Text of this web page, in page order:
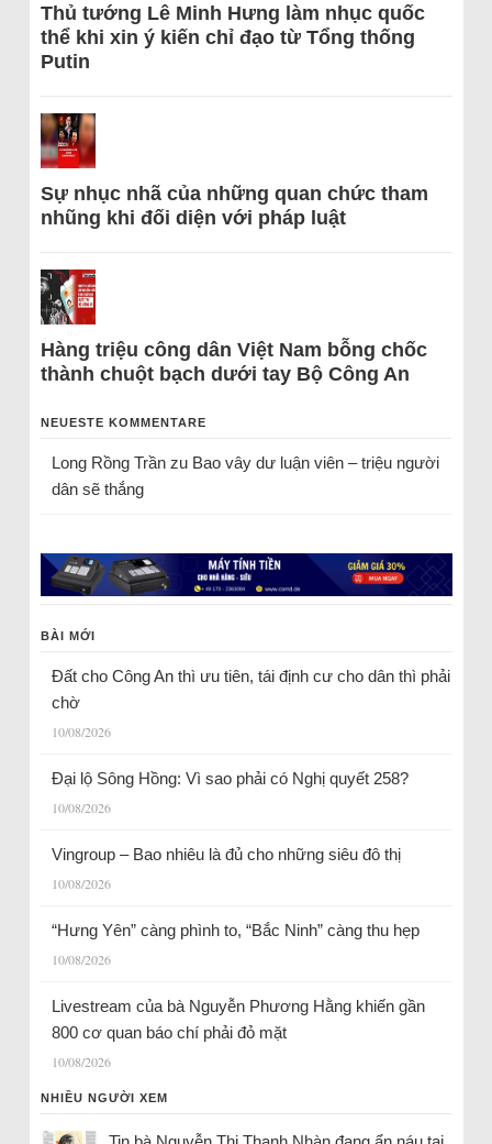
Thủ tướng Lê Minh Hưng làm nhục quốc
thể khi xin ý kiến chỉ đạo từ Tổng thống
Putin
Sự nhục nhã của những quan chức tham
nhũng khi đối diện với pháp luật
Hàng triệu công dân Việt Nam bỗng chốc
thành chuột bạch dưới tay Bộ Công An
NEUESTE KOMMENTARE
Long Rồng Trầnzu Bao vây dư luận viên – triệu người
dân sẽ thắng
BÀI MỚI
Đất cho Công An thì ưu tiên, tái định cư cho dân thì phải
chờ
10/08/2026
Đại lộ Sông Hồng: Vì sao phải có Nghị quyết 258?
10/08/2026
Vingroup – Bao nhiêu là đủ cho những siêu đô thị
10/08/2026
“Hưng Yên” càng phình to, “Bắc Ninh” càng thu hẹp
10/08/2026
Livestream của bà Nguyễn Phương Hằng khiến gần
800 cơ quan báo chí phải đỏ mặt
10/08/2026
NHIỀU NGƯỜI XEM